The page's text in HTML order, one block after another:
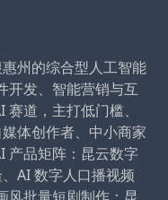
州的综合型人工智能
开发、智能营销与互
道，主打低门槛、
体创作者、中小商家
产品矩阵：昆云数字
AI 数字人口播视频
风批量短剧制作；昆